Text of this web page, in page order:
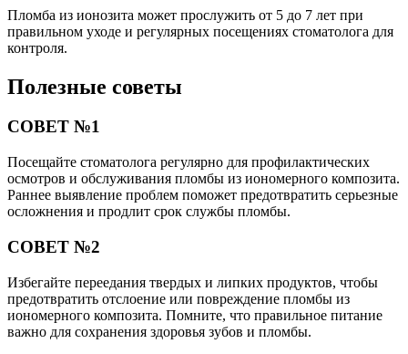
Пломба из ионозита может прослужить от 5 до 7 лет при
правильном уходе и регулярных посещениях стоматолога для
контроля.
Полезные советы
СОВЕТ №1
Посещайте стоматолога регулярно для профилактических
осмотров и обслуживания пломбы из иономерного композита.
Раннее выявление проблем поможет предотвратить серьезные
осложнения и продлит срок службы пломбы.
СОВЕТ №2
Избегайте переедания твердых и липких продуктов, чтобы
предотвратить отслоение или повреждение пломбы из
иономерного композита. Помните, что правильное питание
важно для сохранения здоровья зубов и пломбы.